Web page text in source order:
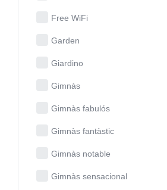
Free WiFi
Garden
Giardino
Gimnàs
Gimnàs fabulós
Gimnàs fantàstic
Gimnàs notable
Gimnàs sensacional